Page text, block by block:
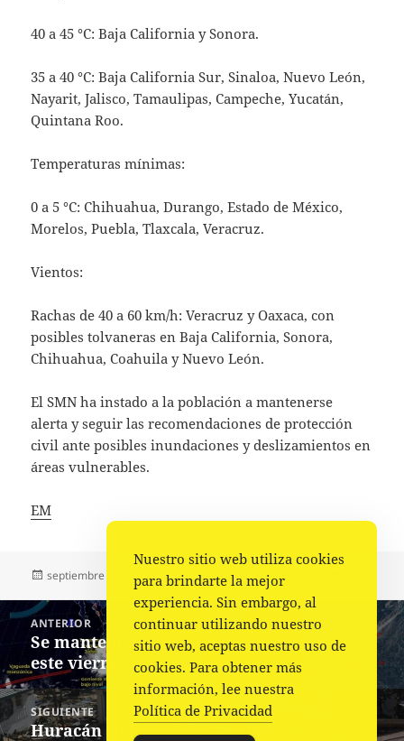
40 a 45 °C: Baja California y Sonora.
35 a 40 °C: Baja California Sur, Sinaloa, Nuevo León,
Nayarit, Jalisco, Tamaulipas, Campeche, Yucatán,
Quintana Roo.
Temperaturas mínimas:
0 a 5 °C: Chihuahua, Durango, Estado de México,
Morelos, Puebla, Tlaxcala, Veracruz.
Vientos:
Rachas de 40 a 60 km/h: Veracruz y Oaxaca, con
posibles tolvaneras en Baja California, Sonora,
Chihuahua, Coahuila y Nuevo León.
El SMN ha instado a la población a mantenerse
alerta y seguir las recomendaciones de protección
civil ante posibles inundaciones y deslizamientos en
áreas vulnerables.
EM
Publicado
septiembre 29, 2024 Autor
La redacción Categorías
Nacional
Navegación
entradas
ANTERIOR
Entrada
anterior:
Se mantendrán las lluvias intermitentes
este viernes en Oaxaca
SIGUIENTE
Siguiente
Huracán Helene deja 64 muertos tras
Nuestro sitio web utiliza cookies
para brindarte la mejor
experiencia. Sin embargo, al
continuar utilizando nuestro
sitio web, aceptas nuestro uso de
cookies. Para obtener más
información, lee nuestra
Política de Privacidad